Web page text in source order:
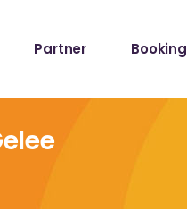
Partner Booking